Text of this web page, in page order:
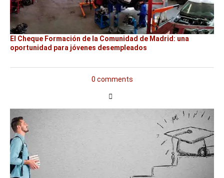
El Cheque Formación de la Comunidad de Madrid: una
oportunidad para jóvenes desempleados
0 comments